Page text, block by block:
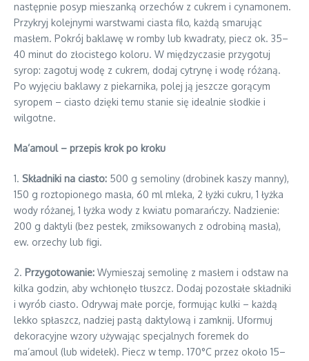
następnie posyp mieszanką orzechów z cukrem i cynamonem.
Przykryj kolejnymi warstwami ciasta filo, każdą smarując
masłem. Pokrój baklawę w romby lub kwadraty, piecz ok. 35–
40 minut do złocistego koloru. W międzyczasie przygotuj
syrop: zagotuj wodę z cukrem, dodaj cytrynę i wodę różaną.
Po wyjęciu baklawy z piekarnika, polej ją jeszcze gorącym
syropem – ciasto dzięki temu stanie się idealnie słodkie i
wilgotne.
Ma’amoul – przepis krok po kroku
1. Składniki na ciasto: 500 g semoliny (drobinek kaszy manny),
150 g roztopionego masła, 60 ml mleka, 2 łyżki cukru, 1 łyżka
wody różanej, 1 łyżka wody z kwiatu pomarańczy. Nadzienie:
200 g daktyli (bez pestek, zmiksowanych z odrobiną masła),
ew. orzechy lub figi.
2. Przygotowanie: Wymieszaj semolinę z masłem i odstaw na
kilka godzin, aby wchłonęło tłuszcz. Dodaj pozostałe składniki
i wyrób ciasto. Odrywaj małe porcje, formując kulki – każdą
lekko spłaszcz, nadziej pastą daktylową i zamknij. Uformuj
dekoracyjne wzory używając specjalnych foremek do
ma’amoul (lub widełek). Piecz w temp. 170°C przez około 15–